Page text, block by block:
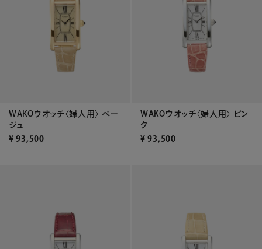
WAKOウオッチ〈婦人用〉 ベー
ジュ
¥ 93,500
WAKOウオッチ〈婦人用〉 ピン
ク
¥ 93,500